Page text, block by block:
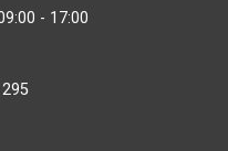
- 17:00